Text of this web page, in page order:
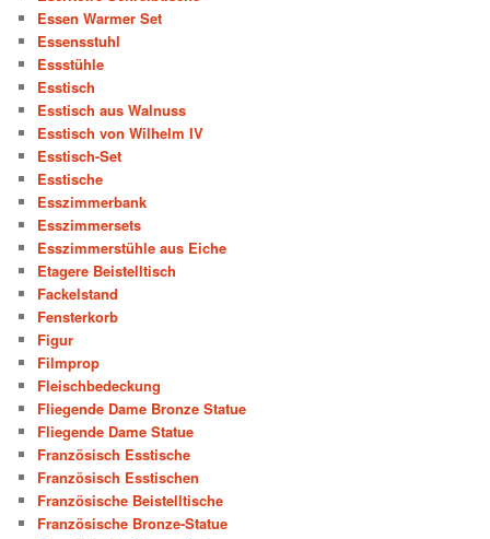
Essen Warmer Set
Essensstuhl
Essstühle
Esstisch
Esstisch aus Walnuss
Esstisch von Wilhelm IV
Esstisch-Set
Esstische
Esszimmerbank
Esszimmersets
Esszimmerstühle aus Eiche
Etagere Beistelltisch
Fackelstand
Fensterkorb
Figur
Filmprop
Fleischbedeckung
Fliegende Dame Bronze Statue
Fliegende Dame Statue
Französisch Esstische
Französisch Esstischen
Französische Beistelltische
Französische Bronze-Statue